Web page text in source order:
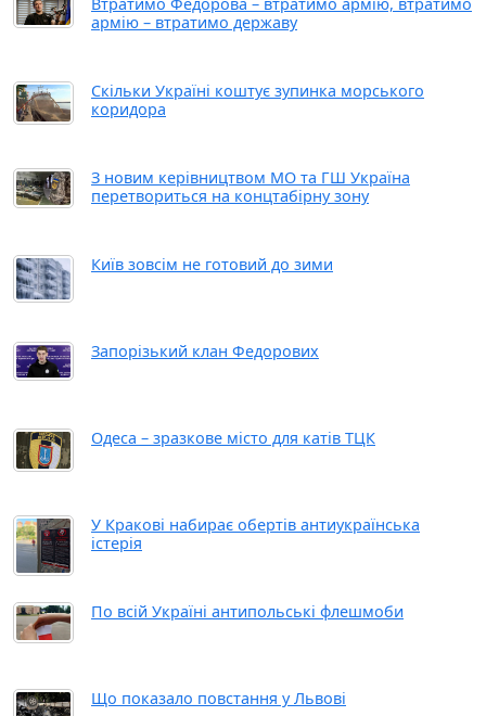
армію – втратимо державу
Скільки Україні коштує зупинка морського
коридора
З новим керівництвом МО та ГШ Україна
перетвориться на концтабірну зону
Київ зовсім не готовий до зими
Запорізький клан Федорових
Одеса – зразкове місто для катів ТЦК
У Кракові набирає обертів антиукраїнська
істерія
По всій Україні антипольські флешмоби
Що показало повстання у Львові